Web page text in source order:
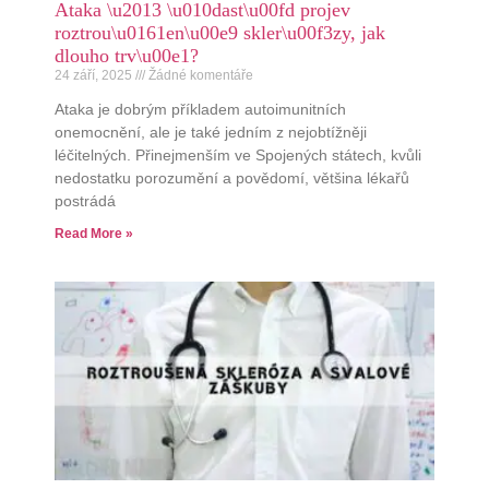
Ataka \u2013 \u010dast\u00fd projev
roztrou\u0161en\u00e9 skler\u00f3zy, jak
dlouho trv\u00e1?
24 září, 2025 Žádné komentáře
Ataka je dobrým příkladem autoimunitních
onemocnění, ale je také jedním z nejobtížněji
léčitelných. Přinejmenším ve Spojených státech, kvůli
nedostatku porozumění a povědomí, většina lékařů
postrádá
Read More »